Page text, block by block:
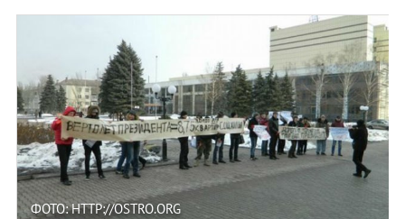
ФОТО: HTTP://OSTRO.ORG